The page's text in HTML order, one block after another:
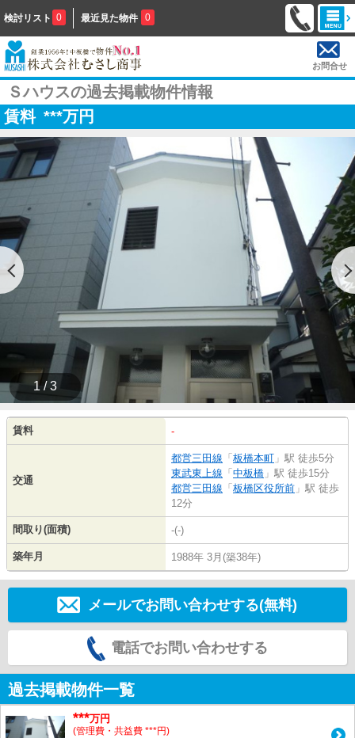
検討リスト 0 最近見た物件 0
お問合せ
Ｓハウスの過去掲載物件情報
賃料 ***万円
1 / 3
賃料 -
交通
都営三田線 「 板橋本町 」駅 徒歩5分
東武東上線 「 中板橋 」駅 徒歩15分
都営三田線 「 板橋区役所前 」駅 徒歩
12分
間取り(面積) -(-)
築年月 1988年 3月(築38年)
メールでお問い合わせする(無料)
電話でお問い合わせする
過去掲載物件一覧
***万円
(管理費・共益費 ***円)